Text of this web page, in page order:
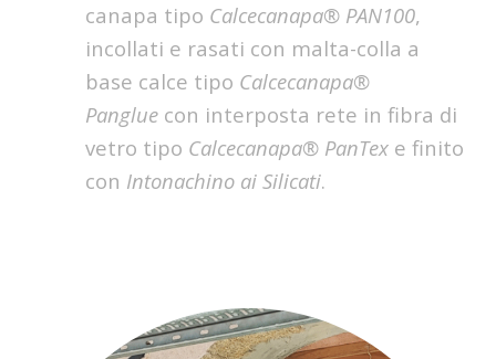
canapa tipo Calcecanapa® PAN100,
incollati e rasati con malta-colla a
base calce tipo Calcecanapa®
Panglue con interposta rete in fibra di
vetro tipo Calcecanapa® PanTex e finito
con Intonachino ai Silicati.